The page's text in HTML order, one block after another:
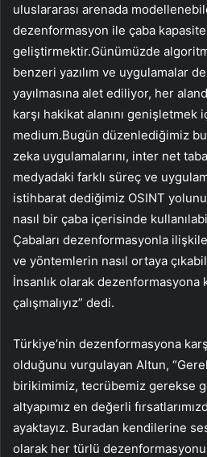
uluslararası arenada
dezenformasyon ile çaba
geliştirmektir.Günümüzde
benzeri yazılım ve uygulamalar
yayılmasına alet ediliyor, her
karşı hakikat alanını genişletmek
medium.Bugün düzenlediğimiz
zeka uygulamalarını, inter net
medyadaki farklı süreç ve
istihbarat dediğimiz OSINT
nasıl bir çaba içerisinde
Çabaları dezenformasyonla
ve yöntemlerin nasıl ortaya
İnsanlık olarak dezenformasyona
çalışmalıyız” dedi.
Türkiye’nin dezenformasyona
olduğunu vurgulayan Altun,
birikimimiz, tecrübemiz gerekse
altyapımız en değerli
ayaktayız. Buradan kendilerine
olarak her türlü